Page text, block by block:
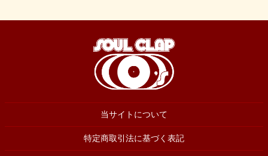
当サイトについて
特定商取引法に基づく表記